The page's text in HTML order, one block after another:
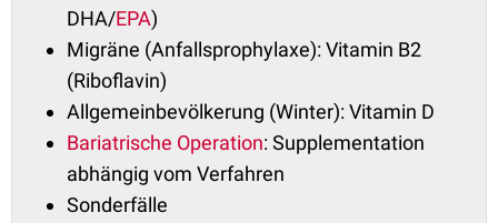
DHA/EPA)
Migräne (Anfallsprophylaxe): Vitamin B2
(Riboflavin)
Allgemeinbevölkerung (Winter): Vitamin D
Bariatrische Operation: Supplementation
abhängig vom Verfahren
Sonderfälle